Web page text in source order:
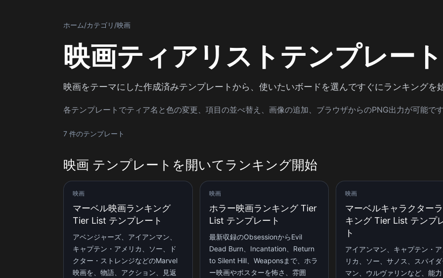
ホーム/カテゴリ /映画
映画ティアリストテンプレート
映画をテーマにした作成済みテンプレートから、使いたいボードを選んですぐにランキングを
各テンプレートでティア名と色の変更、項目の並べ替え、画像の追加、ブラウザからのPNG出力が可能で
7 件のテンプレート
映画 テンプレートを開いてランキング開始
映画
マーベル映画ランキング
Tier List テンプレート
アベンジャーズ、アイアンマン、
キャプテン・アメリカ、ソー、ド
クター・ストレンジなどのMarvel
映画を、物語、アクション、見返
映画
ホラー映画ランキング Tier
List テンプレート
最新収録のObsessionからEvil
Dead Burn、Incantation、Return
to Silent Hill、Weaponsまで、ホラ
ー映画やポスターを怖さ、雰囲
映画
マーベルキャラクター
キング Tier List テンプ
ト
アイアンマン、キャプテン・
リカ、ソー、サノス、スパイ
マン、ウルヴァリンなど、能